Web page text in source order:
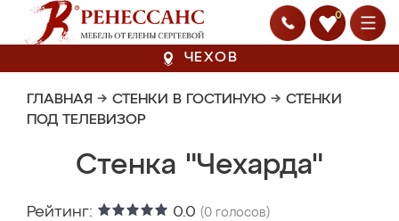
0
ЧЕХОВ
ГЛАВНАЯ → СТЕНКИ В ГОСТИНУЮ → СТЕНКИ
ПОД ТЕЛЕВИЗОР
Стенка "Чехарда"
Рейтинг: 0.0 (0 голосов)